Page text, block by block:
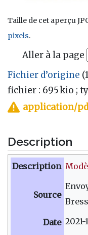
Taille de cet aperçu
pixels.
Aller à la page
Fichier d’origine
fichier : 695 kio ;
application/
Description
Description
Source
Date 2021-